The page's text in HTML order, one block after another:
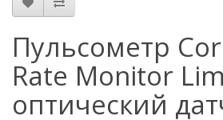
Пульсометр
Rate Monitor
оптический